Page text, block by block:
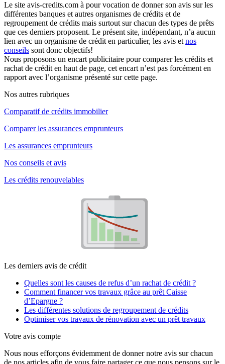
Le site avis-credits.com à pour vocation de donner son avis sur les
différentes banques et autres organismes de crédits et de
regroupement de crédits mais surtout sur chacun des types de prêts
que ces derniers proposent. Le présent site, indépendant, n’a aucun
lien avec un organisme de crédit en particulier, les avis et nos
conseils sont donc objectifs!
Nous proposons un encart publicitaire pour comparer les crédits et
rachat de crédit en haut de page, cet encart n’est pas forcément en
rapport avec l’organisme présenté sur cette page.
Nos autres rubriques
Comparatif de crédits immobilier
Comparer les assurances emprunteurs
Les assurances emprunteurs
Nos conseils et avis
Les crédits renouvelables
Les derniers avis de crédit
Quelles sont les causes de refus d’un rachat de crédit ?
Comment financer vos travaux grâce au prêt Caisse
d’Epargne ?
Les différentes solutions de regroupement de crédits
Optimiser vos travaux de rénovation avec un prêt travaux
Votre avis compte
Nous nous efforçons évidemment de donner notre avis sur chacun